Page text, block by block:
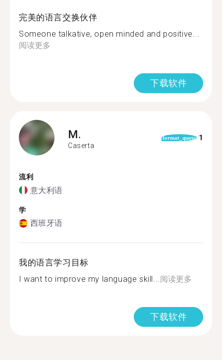
完美的语言交换伙伴
Someone talkative, open minded and positive...
阅读更多
下载软件
M.
Caserta
format_quote 1
流利
意大利语
学
西班牙语
我的语言学习目标
I want to improve my language skill...阅读更多
下载软件